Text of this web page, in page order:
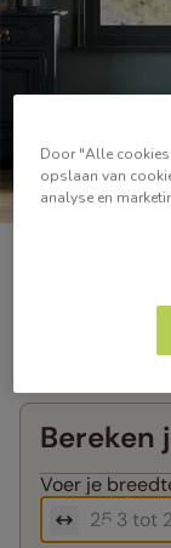
Bereken
Voer je
Door "Alle cookies
opslaan van
analyse en